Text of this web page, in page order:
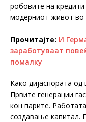
робовите на
модерниот живот во
Прочитајте: И
заработуваат
помалку
Како дијаспората
Првите генерации
кон парите.
создавање капитал.